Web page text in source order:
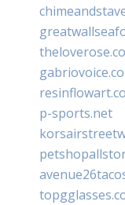
p-sports.net